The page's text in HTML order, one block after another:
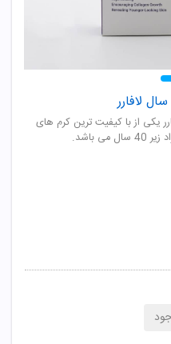
چروک زیر 40 سال لافارر یکی از با کیفیت ترین کرم های
باشد.